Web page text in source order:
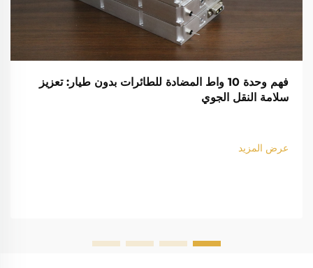
فهم وحدة 10 واط المضادة للطائرات بدون طيار: تعزيز
سلامة النقل الجوي
عرض المزيد